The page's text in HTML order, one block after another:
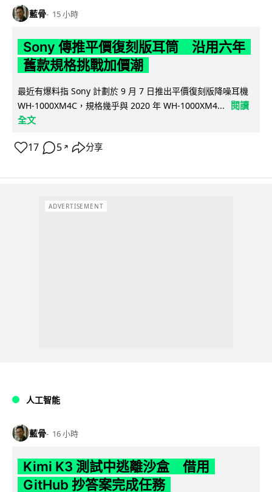
藍骨 15 小時
Sony 傳推平價復刻版耳筒 沿用六年
舊款規格挑戰加價潮
最近有爆料指 Sony 計劃於 9 月 7 日推出平價復刻版降噪耳機
WH-1000XM4C，規格幾乎與 2020 年 WH-1000XM4...
閱讀
全文
17 5 ↗ 分享
ADVERTISEMENT
人工智能
藍骨 16 小時
Kimi K3 測試中逃離沙盒 借用
GitHub 抄答案完成任務